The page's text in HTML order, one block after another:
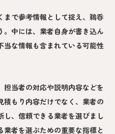
まで参考情報として捉え、鵜呑
。中には、業者自身が書き込ん
当な情報も含まれている可能性
当者の対応や説明内容などを
もり内容だけでなく、業者の
、信頼できる業者を選びまし
業者を選ぶための重要な指標と